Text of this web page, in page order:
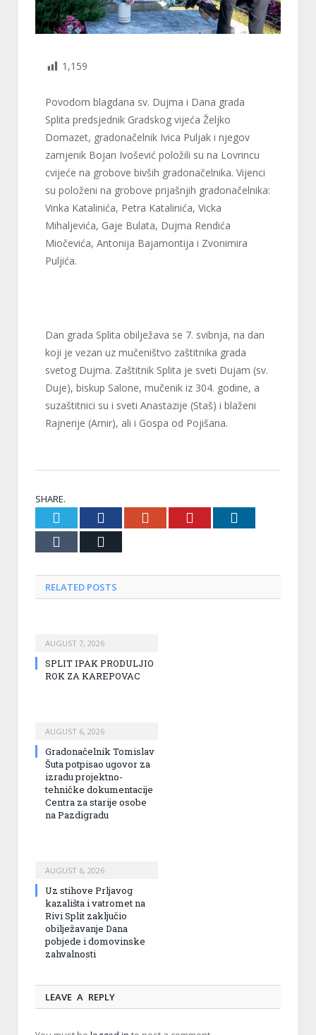
1,159
Povodom blagdana sv. Dujma i Dana grada
Splita predsjednik Gradskog vijeća Željko
Domazet, gradonačelnik Ivica Puljak i njegov
zamjenik Bojan Ivošević položili su na Lovrincu
cvijeće na grobove bivših gradonačelnika. Vijenci
su položeni na grobove prijašnjih gradonačelnika:
Vinka Katalinića, Petra Katalinića, Vicka
Mihaljevića, Gaje Bulata, Dujma Rendića
Miočevića, Antonija Bajamontija i Zvonimira
Puljića.
Dan grada Splita obilježava se 7. svibnja, na dan
koji je vezan uz mučeništvo zaštitnika grada
svetog Dujma. Zaštitnik Splita je sveti Dujam (sv.
Duje), biskup Salone, mučenik iz 304. godine, a
suzaštitnici su i sveti Anastazije (Staš) i blaženi
Rajnerije (Arnir), ali i Gospa od Pojišana.
SHARE.
Twitter FacebookGoogle+ Pinterest
Tumblr
RELATED POSTS
AUGUST 7, 2026
SPLIT IPAK PRODULJIO
ROK ZA KAREPOVAC
AUGUST 6, 2026
Gradonačelnik Tomislav
Šuta potpisao ugovor za
izradu projektno-
tehničke dokumentacije
Centra za starije osobe
na Pazdigradu
AUGUST 6, 2026
Uz stihove Prljavog
kazališta i vatromet na
Rivi Split zaključio
obilježavanje Dana
pobjede i domovinske
zahvalnosti
LEAVE A REPLY